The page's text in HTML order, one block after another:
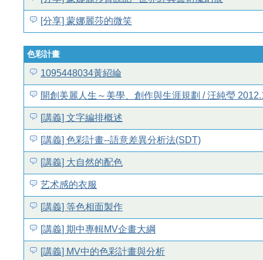
[分享] 蒙娜麗莎的微笑
色彩計畫
1095448034黃紹綸
開創美麗人生～美學、創作與生涯規劃 / 汪純瑩
[講義] 文字編排概述
[講義] 色彩計畫--語意差異分析法(SDT)
[講義] 大自然的配色
艺术感的衣服
[講義] 等色相面製作
[講義] 期中專輯MV企畫大綱
[講義] MV中的色彩計畫與分析